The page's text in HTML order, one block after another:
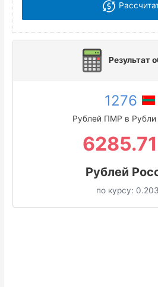
Результат
1276
Рублей ПМР в Рубли
6285.71
Рублей
по курсу: